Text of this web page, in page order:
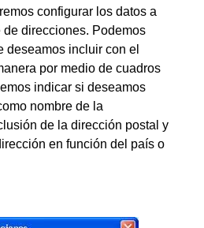
configurar los datos a
direcciones. Podemos
deseamos incluir con el
por medio de cuadros
indicar si deseamos
nombre de la
de la dirección postal y
en función del país o